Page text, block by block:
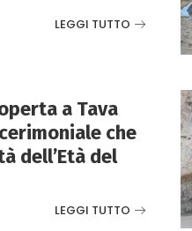
LEGGI TUTTO
a Tava
che
dell’Età del
LEGGI TUTTO